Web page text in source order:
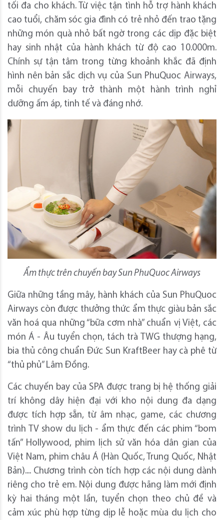
tối đa cho khách. Từ việc tận tình hỗ trợ hành khách
cao tuổi, chăm sóc gia đình có trẻ nhỏ đến trao tặng
những món quà nhỏ bất ngờ trong các dịp đặc biệt
hay sinh nhật của hành khách từ độ cao 10.000m.
Chính sự tận tâm trong từng khoảnh khắc đã định
hình nên bản sắc dịch vụ của Sun PhuQuoc Airways,
mỗi chuyến bay trở thành một hành trình nghỉ
dưỡng ấm áp, tinh tế và đáng nhớ.
Ẩm thực trên chuyến bay Sun PhuQuoc Airways
Giữa những tầng mây, hành khách của Sun PhuQuoc
Airways còn được thưởng thức ẩm thực giàu bản sắc
văn hoá qua những “bữa cơm nhà” chuẩn vị Việt, các
món Á - Âu tuyển chọn, tách trà TWG thượng hạng,
bia thủ công chuẩn Đức Sun KraftBeer hay cà phê từ
“thủ phủ” Lâm Đồng.
Các chuyến bay của SPA được trang bị hệ thống giải
trí không dây hiện đại với kho nội dung đa dạng
được tích hợp sẵn, từ âm nhạc, game, các chương
trình TV show du lịch - ẩm thực đến các phim “bom
tấn” Hollywood, phim lịch sử văn hóa dân gian của
Việt Nam, phim châu Á (Hàn Quốc, Trung Quốc, Nhật
Bản).... Chương trình còn tích hợp các nội dung dành
riêng cho trẻ em. Nội dung được hãng làm mới định
kỳ hai tháng một lần, tuyển chọn theo chủ đề và
cảm xúc phù hợp từng dịp lễ hoặc mùa du lịch cho